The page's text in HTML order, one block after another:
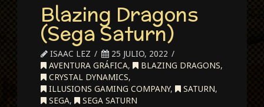
Blazing Dragons
(Sega Saturn)
ISAAC LEZ
25 JULIO, 2022
AVENTURA GRÁFICA, BLAZING DRAGONS,
CRYSTAL DYNAMICS,
ILLUSIONS GAMING COMPANY, SATURN,
SEGA, SEGA SATURN